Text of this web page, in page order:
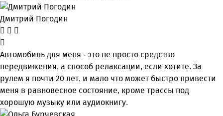
Дмитрий Погодин
Автомобиль для меня - это не просто средство
передвижения, а способ релаксации, если хотите. За
рулем я почти 20 лет, и мало что может быстро привести
меня в равновесное состояние, кроме трассы под
хорошую музыку или аудиокнигу.